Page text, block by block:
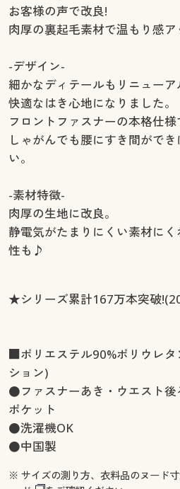
お客様の声で改良!
肉厚の裏起毛素材で温もり感ア
-デザイン-
細かなディテールもリニュー
快適なはき心地になりました。
フロントファスナーの本格仕様
しゃがんでも腰にすき間がで
い。
-素材特徴-
肉厚の生地に改良。
静電気がたまりにくい素材に
性も♪
★シリーズ累計167万本突破
■ポリエステル90%ポリウレタ
ション)
●ファスナーあき・ウエスト後
ポケット
●洗濯機OK
●中国製
※ サイズの測り方、衣料品のヌード